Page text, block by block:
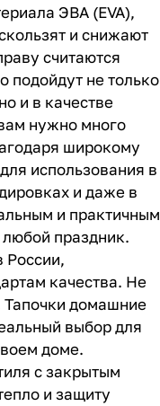
ЭВА (EVA),
и снижают
считаются
подойдут не только
и в качестве
нужно много
широкому
использования в
и даже в
и практичным
праздник.
России,
качества. Не
Тапочки домашние
выбор для
доме.
с закрытым
и защиту